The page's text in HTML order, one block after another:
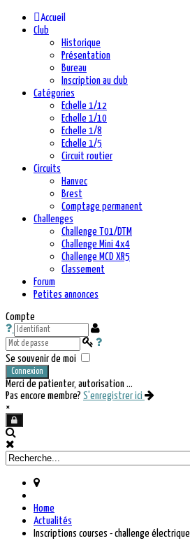
Accueil
Club
Historique
Présentation
Bureau
Inscription au club
Catégories
Echelle 1/12
Echelle 1/10
Echelle 1/8
Echelle 1/5
Circuit routier
Circuits
Hanvec
Brest
Comptage permanent
Challenges
Challenge T01/DTM
Challenge Mini 4x4
Challenge MCD XR5
Classement
Forum
Petites annonces
Compte
Se souvenir de moi
Connexion
Merci de patienter, autorisation ...
Pas encore membre? S'enregistrer ici
×
Home
Actualités
Inscriptions courses - challenge électrique
précédente
précédent
suivante
suivant